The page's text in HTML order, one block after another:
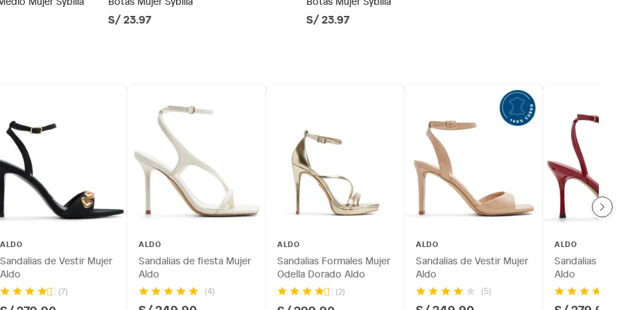
de fiesta
20 cm)
tecnología, línea blanca, colchones, muebles,
suplementos alimenticios, vitaminas.
baño con señales de uso, sin empaques, etiquetas o
S/ 23.97 S/ 23.97
ALDO
Sandalias de Vestir Mujer
Aldo
(7)
ALDO
Sandalias de fiesta Mujer
Aldo
(4)
ALDO
Sandalias Formales Mujer
Odella Dorado Aldo
(2)
ALDO
Sandalias de Vestir Mujer
Aldo
(5)
ALDO
Sandalias de
Aldo